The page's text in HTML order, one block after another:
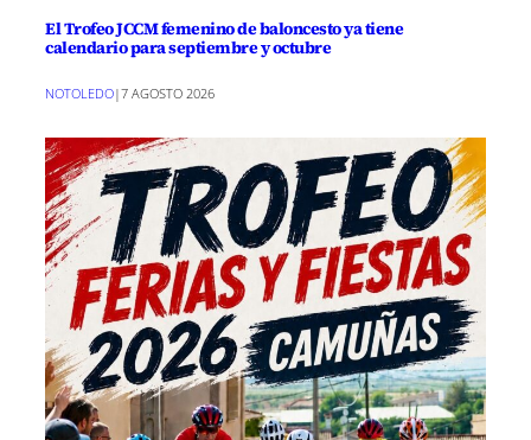
El Trofeo JCCM femenino de baloncesto ya tiene
calendario para septiembre y octubre
NOTOLEDO|7 AGOSTO 2026